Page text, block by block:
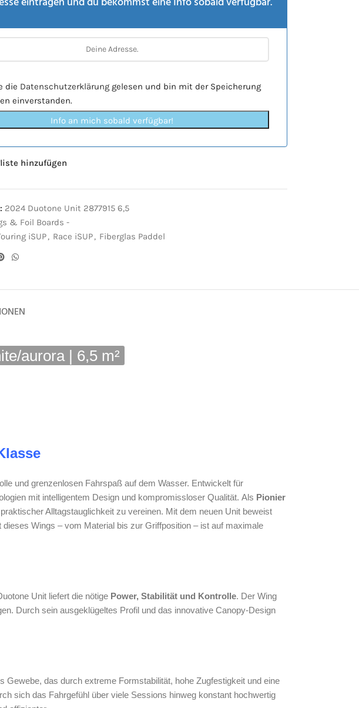
die Datenschutzerklärunggelesen und bin mit der Speicherung
einverstanden.
Info an mich sobald verfügbar!
hinzufügen
2024 Duotone Unit 2877915 6,5
& Foil Boards -
iSUP, Race iSUP, Fiberglas Paddel
aurora | 6,5 m²
und grenzenlosen Fahrspaß auf dem Wasser. Entwickelt für
mit intelligentem Design und kompromissloser Qualität. Als Pionier
Alltagstauglichkeit zu vereinen. Mit dem neuen Unit beweist
dieses Wings – vom Material bis zur Griffposition – ist auf maximale
Unit liefert die nötige Power, Stabilität und Kontrolle. Der Wing
Durch sein ausgeklügeltes Profil und das innovative Canopy-Design
Gewebe, das durch extreme Formstabilität, hohe Zugfestigkeit und eine
sich das Fahrgefühl über viele Sessions hinweg konstant hochwertig